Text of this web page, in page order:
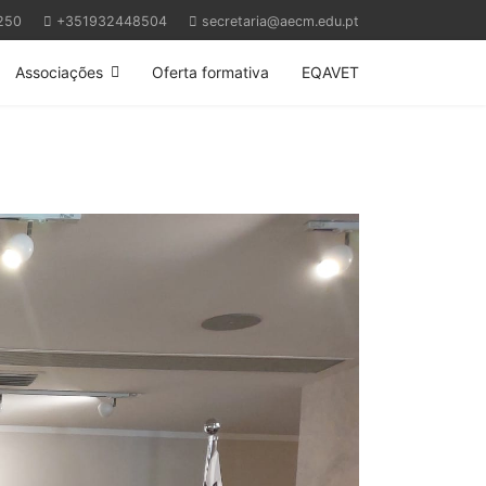
+351932448504 secretaria@aecm.edu.pt
Associações Oferta formativa EQAVET